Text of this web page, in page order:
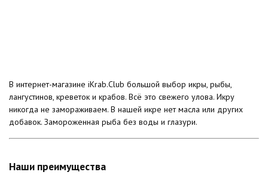
В интернет-магазине iKrab.Club большой выбор икры, рыбы,
лангустинов, креветок и крабов. Всё это свежего улова. Икру
никогда не замораживаем. В нашей икре нет масла или других
добавок. Замороженная рыба без воды и глазури.
Наши преимущества